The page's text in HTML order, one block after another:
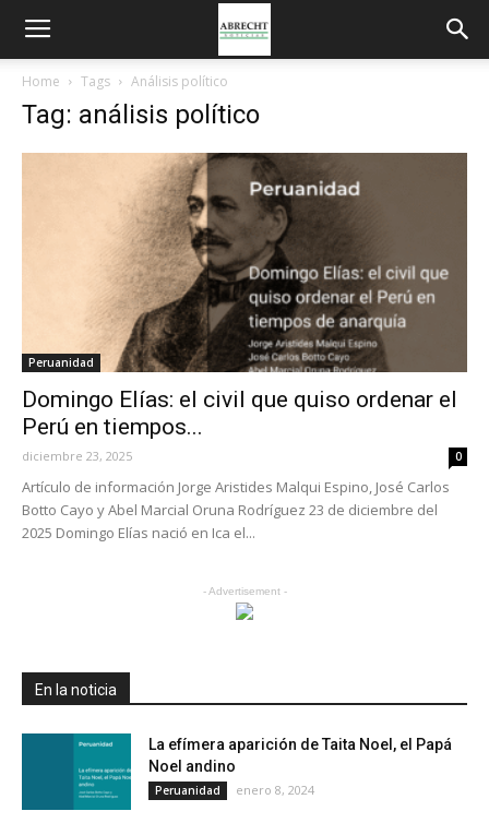
Home Tags Análisis político
Tag: análisis político
Peruanidad
Domingo Elías: el civil que quiso ordenar el
Perú en tiempos...
diciembre 23, 2025 0
Artículo de información Jorge Aristides Malqui Espino, José Carlos
Botto Cayo y Abel Marcial Oruna Rodríguez 23 de diciembre del
2025 Domingo Elías nació en Ica el...
- Advertisement -
En la noticia
La efímera aparición de Taita Noel, el Papá
Noel andino
Peruanidad enero 8, 2024